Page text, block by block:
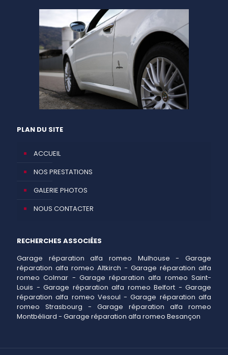
PLAN DU SITE
ACCUEIL
NOS PRESTATIONS
GALERIE PHOTOS
NOUS CONTACTER
RECHERCHES ASSOCIÉES
Garage réparation alfa romeo Mulhouse -Garage
réparation alfa romeo Altkirch - Garage réparation alfa
romeo Colmar - Garage réparation alfa romeo Saint-
Louis - Garage réparation alfa romeo Belfort - Garage
réparation alfa romeo Vesoul -Garage réparation alfa
romeo Strasbourg - Garage réparation alfa romeo
Montbéliard - Garage réparation alfa romeo Besançon